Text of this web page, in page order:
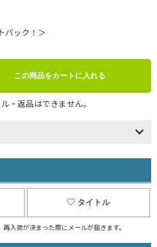
バック！＞
この商品をカートに入れる
・返品はできません。
タイトル
入荷が決まった際にメールが届きます。